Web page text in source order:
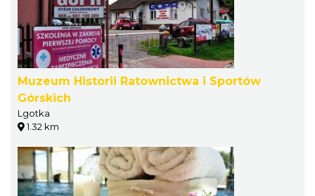
Muzeum Historii Ratownictwa i Sportów
Górskich
Lgotka
1.32 km